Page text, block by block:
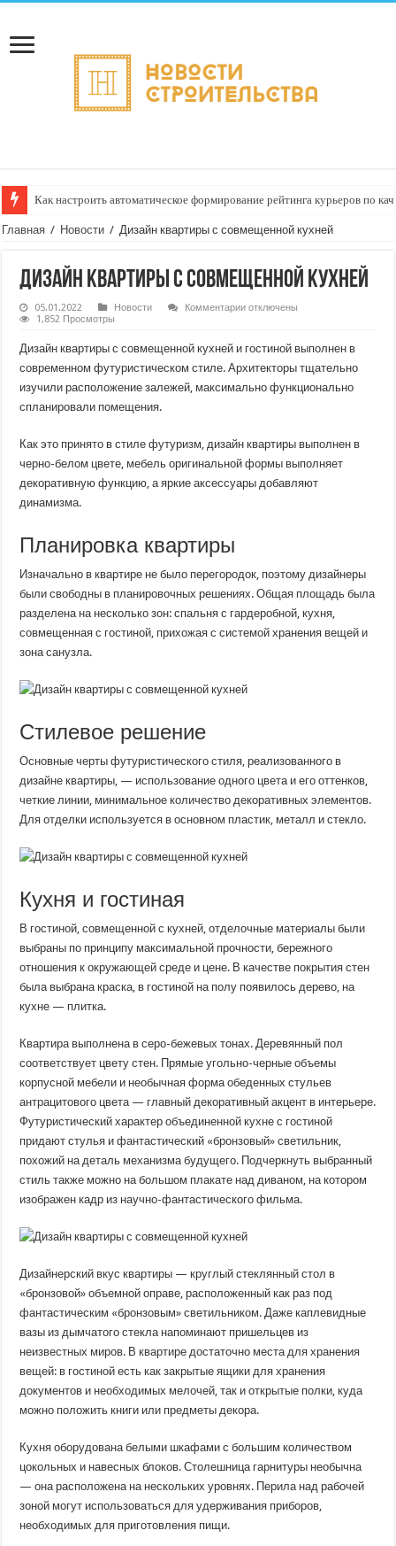
Как настроить автоматическое формирование рейтинга курьеров по
Главная / Новости / Дизайн квартиры с совмещенной кухней
Дизайн квартиры с совмещенной кухней
05.01.2022 Новости Комментариик
квартиры
с
совмещенной
кухней
отключены
1,852 Просмотры
Дизайн квартиры с совмещенной кухней и гостиной выполнен в
современном футуристическом стиле. Архитекторы тщательно
изучили расположение залежей, максимально функционально
спланировали помещения.
Как это принято в стиле футуризм, дизайн квартиры выполнен в
черно-белом цвете, мебель оригинальной формы выполняет
декоративную функцию, а яркие аксессуары добавляют
динамизма.
Планировка квартиры
Изначально в квартире не было перегородок, поэтому дизайнеры
были свободны в планировочных решениях. Общая площадь была
разделена на несколько зон: спальня с гардеробной, кухня,
совмещенная с гостиной, прихожая с системой хранения вещей и
зона санузла.
Стилевое решение
Основные черты футуристического стиля, реализованного в
дизайне квартиры, — использование одного цвета и его оттенков,
четкие линии, минимальное количество декоративных элементов.
Для отделки используется в основном пластик, металл и стекло.
Кухня и гостиная
В гостиной, совмещенной с кухней, отделочные материалы были
выбраны по принципу максимальной прочности, бережного
отношения к окружающей среде и цене. В качестве покрытия стен
была выбрана краска, в гостиной на полу появилось дерево, на
кухне — плитка.
Квартира выполнена в серо-бежевых тонах. Деревянный пол
соответствует цвету стен. Прямые угольно-черные объемы
корпусной мебели и необычная форма обеденных стульев
антрацитового цвета — главный декоративный акцент в интерьере.
Футуристический характер объединенной кухне с гостиной
придают стулья и фантастический «бронзовый» светильник,
похожий на деталь механизма будущего. Подчеркнуть выбранный
стиль также можно на большом плакате над диваном, на котором
изображен кадр из научно-фантастического фильма.
Дизайнерский вкус квартиры — круглый стеклянный стол в
«бронзовой» объемной оправе, расположенный как раз под
фантастическим «бронзовым» светильником. Даже каплевидные
вазы из дымчатого стекла напоминают пришельцев из
неизвестных миров. В квартире достаточно места для хранения
вещей: в гостиной есть как закрытые ящики для хранения
документов и необходимых мелочей, так и открытые полки, куда
можно положить книги или предметы декора.
Кухня оборудована белыми шкафами с большим количеством
цокольных и навесных блоков. Столешница гарнитуры необычна
— она ​​расположена на нескольких уровнях. Перила над рабочей
зоной могут использоваться для удерживания приборов,
необходимых для приготовления пищи.